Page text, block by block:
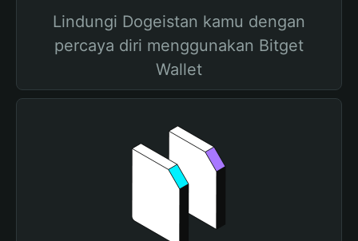
Lindungi Dogeistan kamu dengan
percaya diri menggunakan Bitget
Wallet